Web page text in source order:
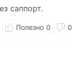
саппорт.
0 0